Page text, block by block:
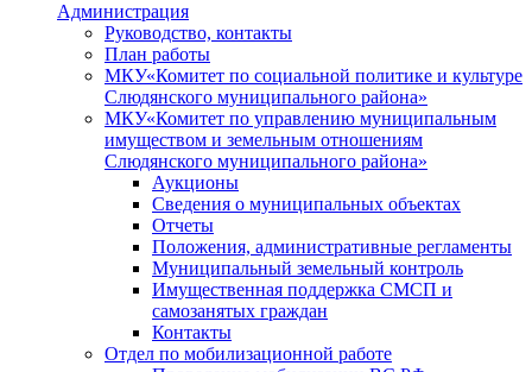
Администрация
Руководство, контакты
План работы
МКУ«Комитет по социальной политике и культуре
Слюдянского муниципального района»
МКУ«Комитет по управлению муниципальным
имуществом и земельным отношениям
Слюдянского муниципального района»
Аукционы
Сведения о муниципальных объектах
Отчеты
Положения, административные регламенты
Муниципальный земельный контроль
Имущественная поддержка СМСП и
самозанятых граждан
Контакты
Отдел по мобилизационной работе